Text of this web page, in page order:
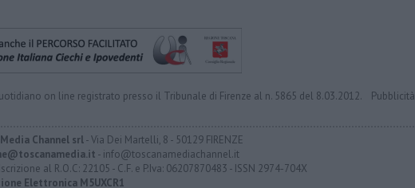
on line registrato presso il Tribunale di Firenze al n. 5865 del 8.03.2012. Pubblicità
Channel srl- Via Dei Martelli, 8 - 50129 FIRENZE
- info@toscanamediachannel.it
al R.O.C: 22105 - C.F. e P.Iva: 06207870483 - ISSN 2974-704X
Elettronica M5UXCR1